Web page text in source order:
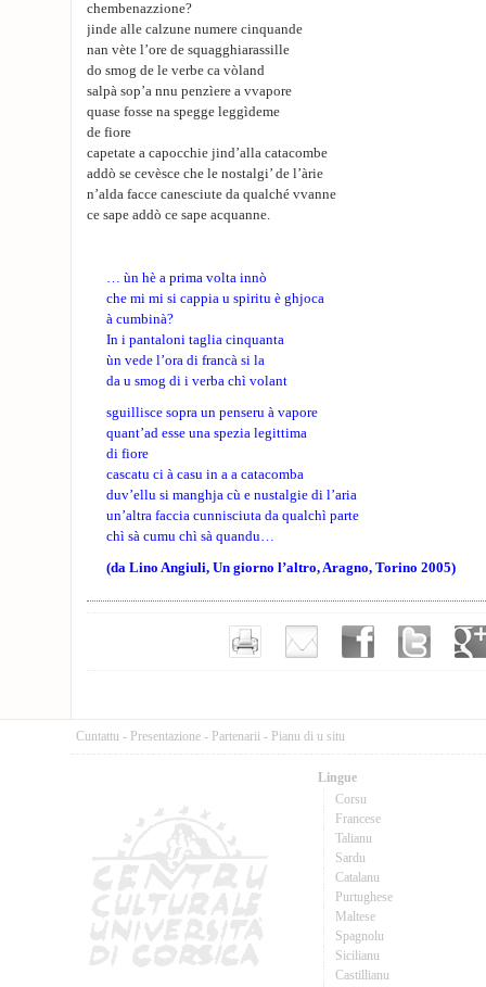
chembenazzione?
jinde alle calzune numere cinquande
nan vète l’ore de squagghiarassille
do smog de le verbe ca vòland
salpà sop’a nnu penzìere a vvapore
quase fosse na spegge leggìdeme
de fiore
capetate a capocchie jind’alla catacombe
addò se cevèsce che le nostalgi’ de l’àrie
n’alda facce canesciute da qualché vvanne
ce sape addò ce sape acquanne.
… ùn hè a prima volta innò
che mi mi si cappia u spiritu è ghjoca
à cumbinà?
In i pantaloni taglia cinquanta
ùn vede l’ora di francà si la
da u smog di i verba chì volant
sguillisce sopra un penseru à vapore
quant’ad esse una spezia legittima
di fiore
cascatu ci à casu in a a catacomba
duv’ellu si manghja cù e nustalgie di l’aria
un’altra faccia cunnisciuta da qualchì parte
chì sà cumu chì sà quandu…
(da Lino Angiuli, Un giorno l’altro, Aragno, Torino 2005)
Cuntattu - Presentazione - Partenarii - Pianu di u situ
Lingue
Corsu
Francese
Talianu
Sardu
Catalanu
Purtughese
Maltese
Spagnolu
Sicilianu
Castillianu